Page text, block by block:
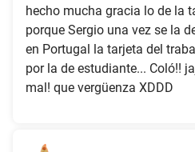
hecho mucha gracia lo de la
porque Sergio una vez se la
en Portugal la tarjeta del
por la de estudiante... Coló!!
mal! que vergüenza XDDD